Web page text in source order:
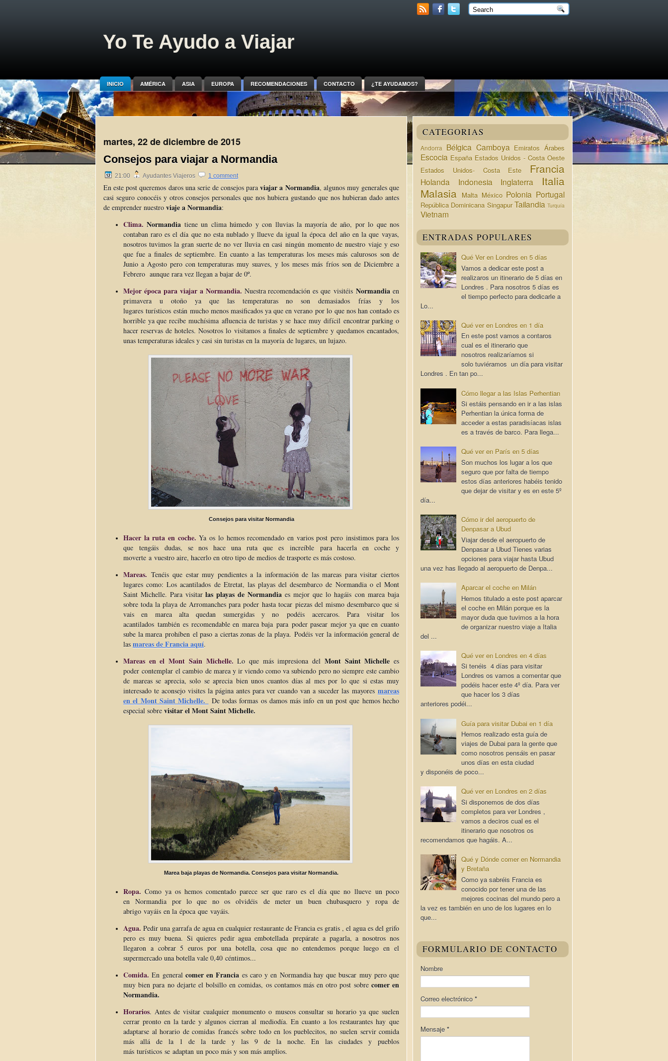
Yo Te Ayudo a Viajar
INICIO AMÉRICA ASIA EUROPA RECOMENDACIONES CONTACTO ¿TE AYUDAMOS?
martes, 22 de diciembre de 2015
Consejos para viajar a Normandia
21:00 Ayudantes Viajeros 1 comment
En este post queremos daros una serie de consejos paraviajar a Normandia, algunos muy generales que
casi seguro conocéis y otros consejos personales que nos hubiera gustando que nos hubieran dado antes
de emprender nuestro viaje a Normandia:
Clima.Normandia tiene un clima húmedo y con lluvias la mayoría de año, por lo que nos
contaban raro es el día que no esta nublado y llueve da igual la época del año en la que vayas,
nosotros tuvimos la gran suerte de no ver lluvia en casi ningún momento de nuestro viaje y eso
que fue a finales de septiembre. En cuanto a las temperaturas los meses más calurosos son de
Junio a Agosto pero con temperaturas muy suaves, y los meses más fríos son de Diciembre a
Febrero aunque rara vez llegan a bajar de 0º.
Mejor época para viajar a Normandia. Nuestra recomendación es que visitéisNormandia en
primavera u otoño ya que las temperaturas no son demasiados frías y los
lugares turísticos están mucho menos masificados ya que en verano por lo que nos han contado es
horrible ya que recibe muchísima afluencia de turistas y se hace muy difícil encontrar parking o
hacer reservas de hoteles. Nosotros lo visitamos a finales de septiembre y quedamos encantados,
unas temperaturas ideales y casi sin turistas en la mayoría de lugares, un lujazo.
Consejos para visitar Normandia
Hacer la ruta en coche. Ya os lo hemos recomendado en varios post pero insistimos para los
que tengáis dudas, se nos hace una ruta que es increíble para hacerla en coche y
moverte a vuestro aire, hacerlo en otro tipo de medios de trasporte es más costoso.
Mareas. Tenéis que estar muy pendientes a la información de las mareas para visitar ciertos
lugares como: Los acantilados de Etretat, las playas del desembarco de Normandia o el Mont
Saint Michelle. Para visitarlas playas de Normandia es mejor que lo hagáis con marea baja
sobre toda la playa de Arromanches para poder hasta tocar piezas del mismo desembarco que si
vais en marea alta quedan sumergidas y no podéis acercaros. Para visitar los
acantilados también es recomendable en marea baja para poder pasear mejor ya que en cuanto
sube la marea prohíben el paso a ciertas zonas de la playa. Podéis ver la información general de
las mareas de Francia aquí.
Mareas en el Mont Sain Michelle. Lo que más impresiona del Mont Saint Michellees
poder contemplar el cambio de marea y ir viendo como va subiendo pero no siempre este cambio
de mareas se aprecia, solo se aprecia bien unos cuantos días al mes por lo que si estas muy
interesado te aconsejo visites la página antes para ver cuando van a suceder las mayores mareas
en el Mont Saint Michelle.
De todas formas os damos más info en un post que hemos hecho
especial sobre visitar el Mont Saint Michelle.
Marea baja playas de Normandia. Consejos para visitar Normandia.
Ropa. Como ya os hemos comentado parece ser que raro es el día que no llueve un poco
en Normandia por lo que no os olvidéis de meter un buen chubasquero y ropa de
abrigo vayáis en la época que vayáis.
Agua. Pedir una garrafa de agua en cualquier restaurante de Francia es gratis , el agua es del grifo
pero es muy buena. Si quieres pedir agua embotellada prepárate a pagarla, a nosotros nos
llegaron a cobrar 5 euros por una botella, cosa que no entendemos porque luego en el
supermercado una botella vale 0,40 céntimos...
Comida. En general comer en Francia es caro y en Normandia hay que buscar muy pero que
muy bien para no dejarte el bolsillo en comidas, os contamos más en otro post sobrecomer en
Normandia.
Horarios. Antes de visitar cualquier monumento o museos consultar su horario ya que suelen
cerrar pronto en la tarde y algunos cierran al mediodía. En cuanto a los restaurantes hay que
adaptarse al horario de comidas francés sobre todo en los pueblecitos, no suelen servir comida
más allá de la 1 de la tarde y las 9 de la noche. En las ciudades y pueblos
más turísticos se adaptan un poco más y son más amplios.
CATEGORIAS
Andorra Bélgica Camboya Emiratos Árabes
Escocia España Estados Unidos - Costa Oeste
Estados Unidos- Costa Este
Francia
Holanda Indonesia Inglaterra
Italia
Malasia
Malta México Polonia Portugal
República Dominicana Singapur Tailandia Turquía
Vietnam
ENTRADAS POPULARES
Qué Ver en Londres en 5 días
Vamos a dedicar este post a
realizaros un itinerario de 5 días en
Londres . Para nosotros 5 días es
el tiempo perfecto para dedicarle a
Lo...
Qué ver en Londres en 1 día
En este post vamos a contaros
cual es el itinerario que
nosotros realizaríamos si
solo tuviéramos un día para visitar
Londres . En tan po...
Cómo llegar a las Islas Perhentian
Si estáis pensando en ir a las islas
Perhentian la única forma de
acceder a estas paradisíacas islas
es a través de barco. Para llega...
Qué ver en París en 5 días
Son muchos los lugar a los que
seguro que por falta de tiempo
estos días anteriores habéis tenido
que dejar de visitar y es en este 5º
día...
Cómo ir del aeropuerto de
Denpasar a Ubud
Viajar desde el aeropuerto de
Denpasar a Ubud Tienes varias
opciones para viajar hasta Ubud
una vez has llegado al aeropuerto de Denpa...
Aparcar el coche en Milán
Hemos titulado a este post aparcar
el coche en Milán porque es la
mayor duda que tuvimos a la hora
de organizar nuestro viaje a Italia
del ...
Qué ver en Londres en 4 días
Si tenéis 4 días para visitar
Londres os vamos a comentar que
podéis hacer este 4º día. Para ver
que hacer los 3 días
anteriores podéi...
Guía para visitar Dubai en 1 día
Hemos realizado esta guía de
viajes de Dubai para la gente que
como nosotros pensáis en pasar
unos días en esta ciudad
y disponéis de poco...
Qué ver en Londres en 2 días
Si disponemos de dos días
completos para ver Londres ,
vamos a deciros cual es el
itinerario que nosotros os
recomendamos que hagáis. A...
Qué y Dónde comer en Normandia
y Bretaña
Como ya sabréis Francia es
conocido por tener una de las
mejores cocinas del mundo pero a
la vez es también en uno de los lugares en lo
que...
FORMULARIO DE CONTACTO
Nombre
Correo electrónico *
Mensaje *